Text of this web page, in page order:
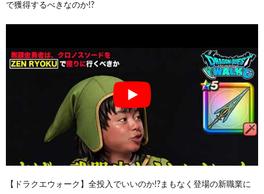
で獲得するべきなのか!?
【ドラクエウォーク】全投入でいいのか!?まもなく登場の新職業に